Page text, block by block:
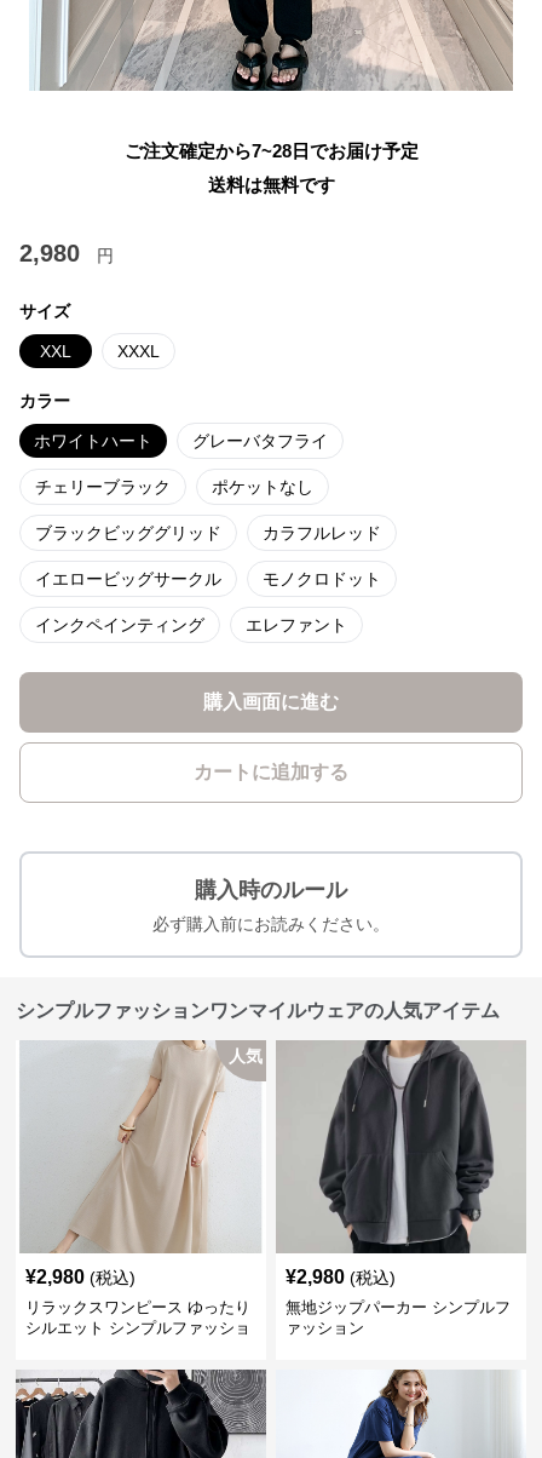
ご注文確定から7~28日でお届け予定
送料は無料です
2,980 円
サイズ
XXL XXXL
カラー
ホワイトハート グレーバタフライ
チェリーブラック ポケットなし
ブラックビッググリッド カラフルレッド
イエロービッグサークル モノクロドット
インクペインティング エレファント
購入画面に進む
カートに追加する
購入時のルール
必ず購入前にお読みください。
シンプルファッションワンマイルウェアの人気アイテム
人気
¥2,980 (税込)
リラックスワンピース ゆったり
シルエット シンプルファッショ
¥2,980 (税込)
無地ジップパーカー シンプルフ
ァッション